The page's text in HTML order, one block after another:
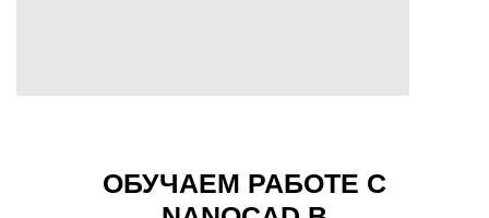
ОБУЧАЕМ РАБОТЕ С